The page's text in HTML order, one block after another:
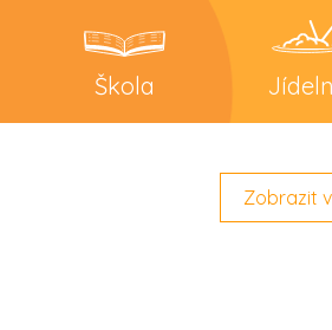
Škola
Zobrazit